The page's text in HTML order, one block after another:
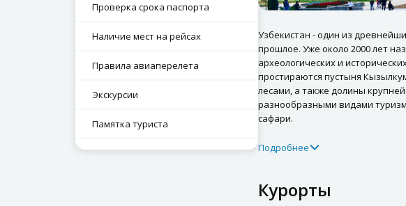
Проверка срока паспорта
Наличие мест на рейсах
Правила авиаперелета
Экскурсии
Памятка туриста
Узбекистан - один из
прошлое. Уже около 2000 лет
археологических и
простираются пустыня
лесами, а также долины
разнообразными видами
сафари.
Подробнее
Курорты